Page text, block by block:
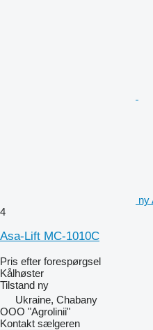
ny
4
Asa-Lift MC-1010C
Pris efter forespørgsel
Kålhøster
Tilstand ny
Ukraine, Chabany
OOO "Agrolinii"
Kontakt sælgeren